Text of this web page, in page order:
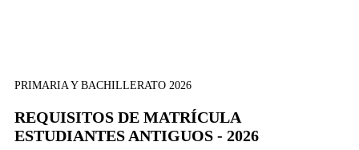
PRIMARIA Y BACHILLERATO 2026
REQUISITOS DE MATRÍCULA
ESTUDIANTES ANTIGUOS - 2026